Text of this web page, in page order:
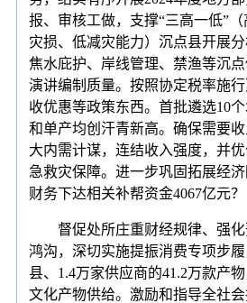
报、审核工做，支撑“三高一低”
灾损、低减灾能力）沉点县开展
焦水庇护、岸线管理、禁渔等沉
演讲编制质量。按照协定税率施
收优惠等政策东西。首批遴选10
和单产均创汗青新高。确保需要
大内需计谋，连结收入强度，并
急救灾保障。进一步巩固拓展经
财务下达相关补帮资金4067亿元？
督促处所庄重财经规律、强化
鸿沟，深切实施提振消费专项步
县、1.4万家供应商的41.2万款产
文化产物供给。激励和指导全社